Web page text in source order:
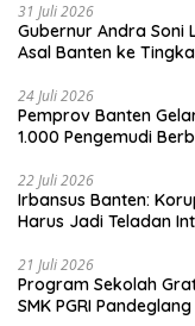
31 Juli 2026
Gubernur Andra Soni
Asal Banten ke
24 Juli 2026
Pemprov Banten
1.000 Pengemudi
22 Juli 2026
Irbansus Banten:
Harus Jadi Teladan
21 Juli 2026
Program Sekolah
SMK PGRI